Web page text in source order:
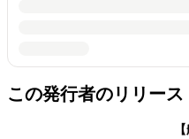
この発行者のリリース